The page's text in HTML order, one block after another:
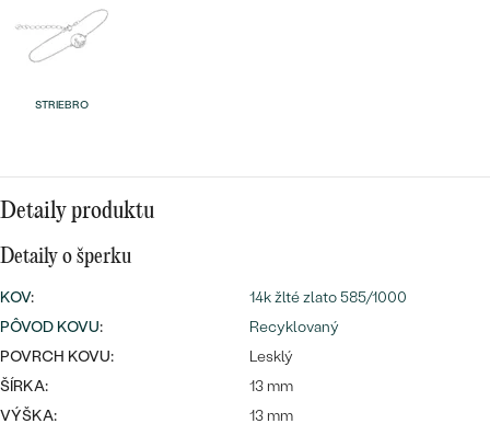
Wave kolekcia
OBJAVIŤ
PODĽA TVARU DRAHOKAMU
prívesky
OBJAVIŤ
Najpredávanejšie
prstene
STRIEBRO
Detaily produktu
Detaily o šperku
KOV:
14k žlté zlato 585/1000
PÔVOD KOVU:
Recyklovaný
POVRCH KOVU:
Lesklý
ŠÍRKA:
13 mm
VÝŠKA:
13 mm